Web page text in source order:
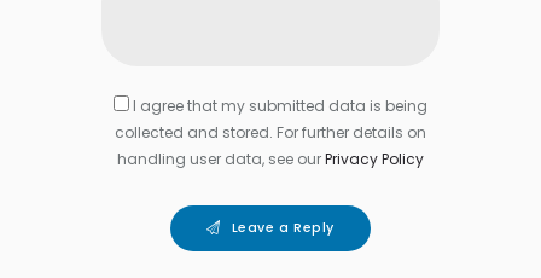
I agree that my submitted data is being
collected and stored. For further details on
handling user data, see ourPrivacy Policy
Leave a Reply